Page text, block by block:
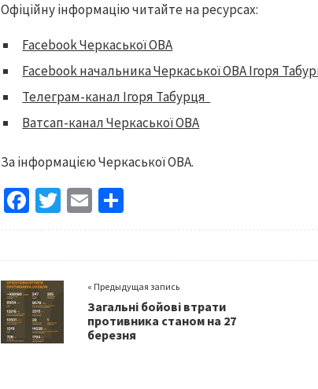
Офіційну інформацію читайте на ресурсах:
Facebook Черкаської ОВА
Facebook начальника Черкаської ОВА Ігоря
Телеграм-канал Ігоря Табурця
Ватсап-канал Черкаської ОВА
За інформацією Черкаської ОВА.
Fa
ce
o
o
k
T
wi
er
E
m
l
h
« Предыдущая запись
Загальні бойові втрати
противника станом на 27
березня